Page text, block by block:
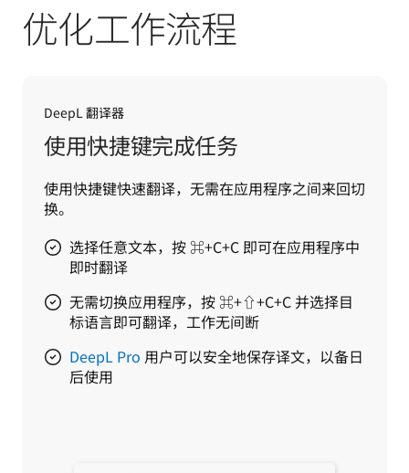
优化工作流程
DeepL 翻译器
使用快捷键完成任务
使用快捷键快速翻译，无需在应用程序之间来回切
换。
选择任意文本，按 ⌘+C+C 即可在应用程序中
即时翻译
无需切换应用程序，按 ⌘+⇧+C+C 并选择目
标语言即可翻译，工作无间断
DeepL Pro 用户可以安全地保存译文，以备日
后使用